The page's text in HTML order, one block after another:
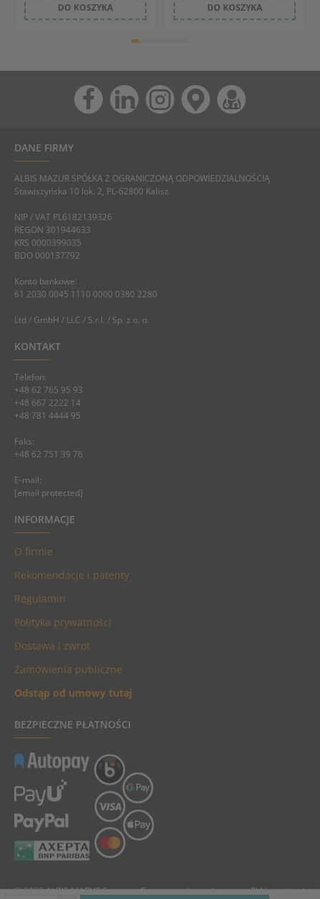
DO KOSZYKA DO KOSZYKA
DANE FIRMY
ALBIS MAZUR SPÓŁKA Z OGRANICZONĄ ODPOWIEDZIALNOŚCIĄ
Stawiszyńska 10 lok. 2, PL-62800 Kalisz
NIP / VAT PL6182139326
REGON 301944633
KRS 0000399035
BDO 000137792
Konto bankowe:
61 2030 0045 1110 0000 0380 2280
Ltd / GmbH / LLC / S.r.l. / Sp. z o. o.
KONTAKT
Telefon:
+48 62 765 95 93
+48 667 2222 14
+48 781 4444 95
Faks:
+48 62 751 39 76
E-mail:
[email protected]
INFORMACJE
O firmie
Rekomendacje i patenty
Regulamin
Polityka prywatności
Dostawa i zwrot
Zamówienia publiczne
Odstąp od umowy tutaj
BEZPIECZNE PŁATNOŚCI
© 2026 ALBIS MAZUR Sp. z o.o. Ceny towarów podane są w PLN, zawierają